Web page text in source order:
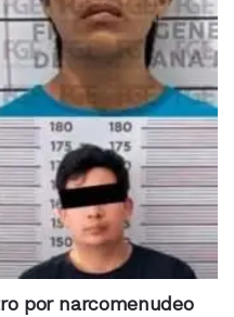
por narcomenudeo